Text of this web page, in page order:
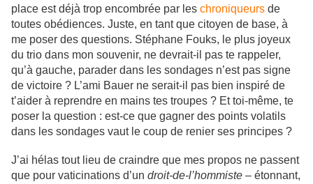
place est déjà trop encombrée par les chroniqueurs de
toutes obédiences. Juste, en tant que citoyen de base, à
me poser des questions. Stéphane Fouks, le plus joyeux
du trio dans mon souvenir, ne devrait-il pas te rappeler,
qu’à gauche, parader dans les sondages n’est pas signe
de victoire ? L’ami Bauer ne serait-il pas bien inspiré de
t’aider à reprendre en mains tes troupes ? Et toi-même, te
poser la question : est-ce que gagner des points volatils
dans les sondages vaut le coup de renier ses principes ?
J’ai hélas tout lieu de craindre que mes propos ne passent
que pour vaticinations d’un droit-de-l’hommiste – étonnant,